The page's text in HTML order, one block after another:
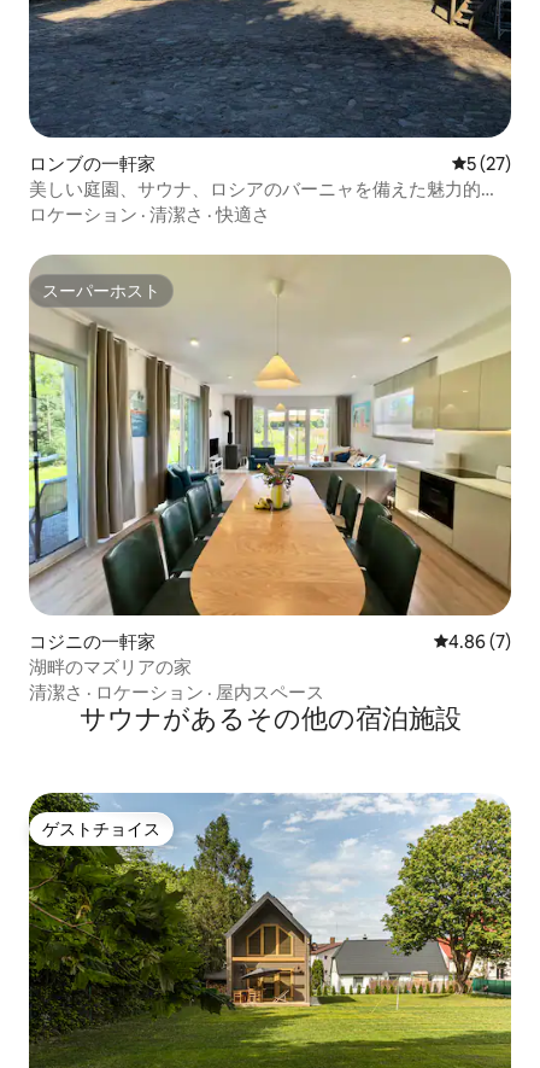
ロンブの一軒家 レビュー
5 (27)
美しい庭園、サウナ、ロシアのバーニャを備えた魅力的な
家。
ロケーション · 清潔さ ·快適さ
スーパーホスト
スーパーホスト
コジニの一軒家 レビュー7
4.86 (7)
湖畔のマズリアの家
清潔さ · ロケーション · 屋内スペース
サウナがあるその他の宿泊施設
ゲストチョイス
ゲストチョイス